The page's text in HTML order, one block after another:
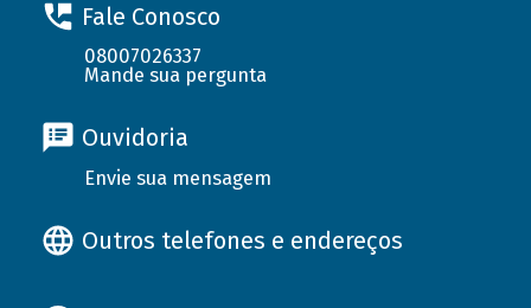
Fale Conosco
08007026337
Mande sua pergunta
Ouvidoria
Envie sua mensagem
Outros telefones e endereços